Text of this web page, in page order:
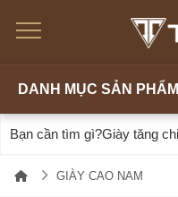
DANH MỤC SẢN PHẨM
GIÀY CAO NAM